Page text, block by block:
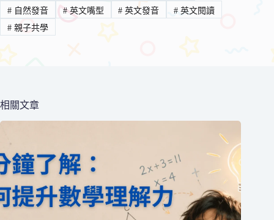
#自然發音 #英文嘴型 # 英文發音 # 英文閱讀
#親子共學
相關文章